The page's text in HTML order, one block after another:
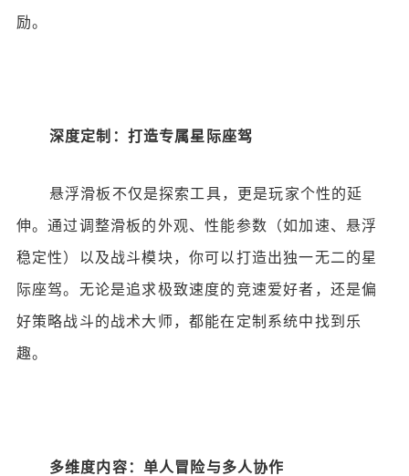
励。
深度定制：打造专属星际座驾
悬浮滑板不仅是探索工具，更是玩家个性的延
伸。通过调整滑板的外观、性能参数（如加速、悬浮
稳定性）以及战斗模块，你可以打造出独一无二的星
际座驾。无论是追求极致速度的竞速爱好者，还是偏
好策略战斗的战术大师，都能在定制系统中找到乐
趣。
多维度内容：单人冒险与多人协作